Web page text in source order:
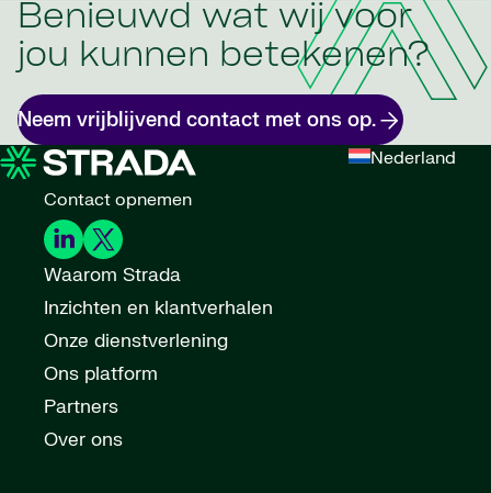
Benieuwd wat wij voor
jou kunnen betekenen?
Neem vrijblijvend contact met ons op.
Nederland
Contact opnemen
Waarom Strada
Inzichten en klantverhalen
Onze dienstverlening
Ons platform
Partners
Over ons